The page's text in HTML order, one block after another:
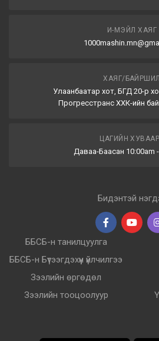
И-МЭЙЛ ХАЯГ
ХАЯГ/БАЙРШИЛ
Улаанбаатар хот, БГД 20-р
Прогресстранс ХХК-ийн
ЦАГИЙН
Даваа-Баасан 10:00am
Бидэнтэй
ББСБ-н танилцуулга
ББСБ-н Бүтээгдэхүүн үйлчилгээ
Зээлийн өргөдөл
Зээлийн тооцоолуур